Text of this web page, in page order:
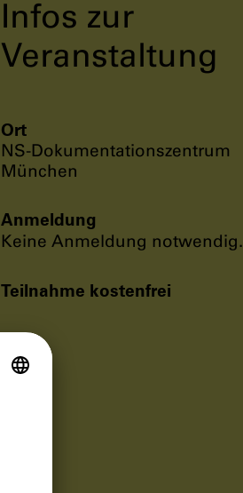
Infos zur
Veranstaltung
Ort
NS-Dokumentationszentrum
München
Anmeldung
Keine Anmeldung notwendig.
Teilnahme kostenfrei